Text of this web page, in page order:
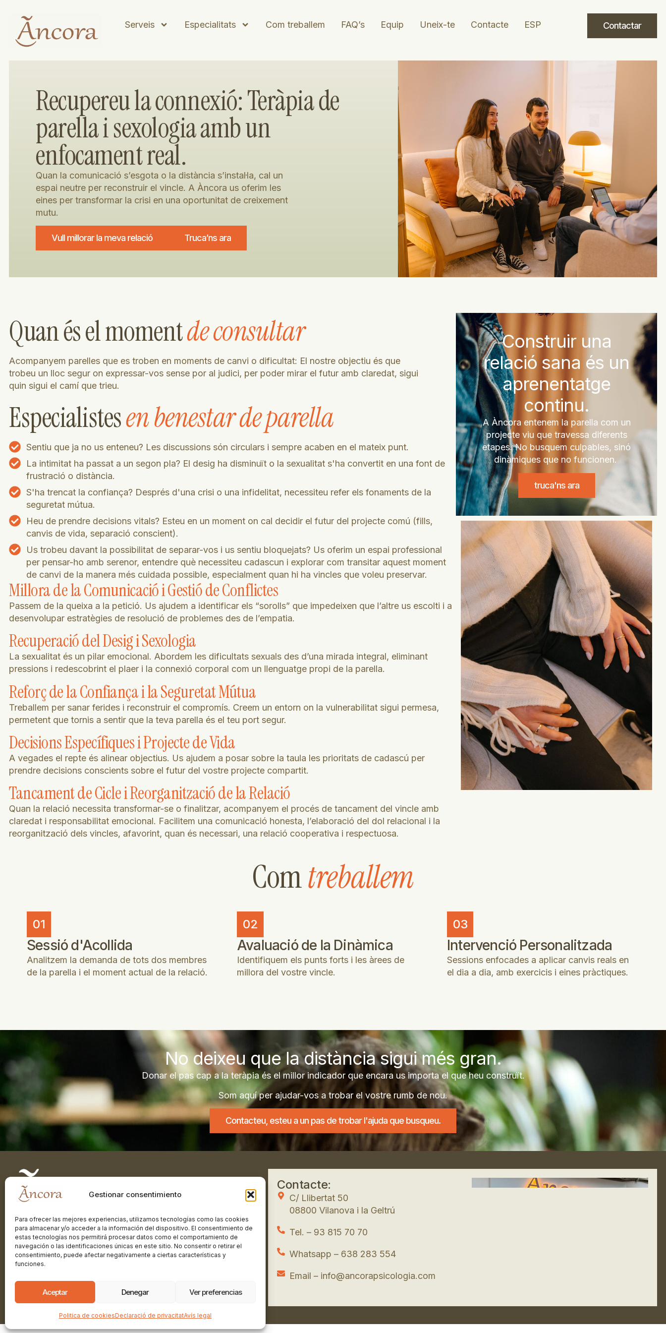
Gestionar consentimiento
Para ofrecer las mejores experiencias, utilizamos tecnologías como las cookies
para almacenar y/o acceder a la información del dispositivo. El consentimiento de
estas tecnologías nos permitirá procesar datos como el comportamiento de
navegación o las identificaciones únicas en este sitio. No consentir o retirar el
consentimiento, puede afectar negativamente a ciertas características y
funciones.
Aceptar Denegar Ver preferencias
Politica de cookiesDeclaració de privacitatAvís legal
Serveis Especialitats Com treballem FAQ’s Equip Uneix-te Contacte ESP Contactar
Recupereu la connexió: Teràpia de
parella i sexologia amb un
enfocament real.
Quan la comunicació s’esgota o la distància s’instal·la, cal un
espai neutre per reconstruir el vincle. A Àncora us oferim les
eines per transformar la crisi en una oportunitat de creixement
mutu.
Vull millorar la meva relació Truca’ns ara
Quan és el momentde consultar
Acompanyem parelles que es troben en moments de canvi o dificultat: El nostre objectiu és que
trobeu un lloc segur on expressar-vos sense por al judici, per poder mirar el futur amb claredat, sigui
quin sigui el camí que trieu.
Especialistesen benestar de parella
Sentiu que ja no us enteneu? Les discussions són circulars i sempre acaben en el mateix punt.
La intimitat ha passat a un segon pla? El desig ha disminuït o la sexualitat s'ha convertit en una font de
frustració o distància.
S'ha trencat la confiança? Després d'una crisi o una infidelitat, necessiteu refer els fonaments de la
seguretat mútua.
Heu de prendre decisions vitals? Esteu en un moment on cal decidir el futur del projecte comú (fills,
canvis de vida, separació conscient).
Us trobeu davant la possibilitat de separar-vos i us sentiu bloquejats? Us oferim un espai professional
per pensar-ho amb serenor, entendre què necessiteu cadascun i explorar com transitar aquest moment
de canvi de la manera més cuidada possible, especialment quan hi ha vincles que voleu preservar.
Millora de la Comunicació i Gestió de Conflictes
Passem de la queixa a la petició. Us ajudem a identificar els “sorolls” que impedeixen que l’altre us escolti i a
desenvolupar estratègies de resolució de problemes des de l’empatia.
Recuperació del Desig i Sexologia
La sexualitat és un pilar emocional. Abordem les dificultats sexuals des d’una mirada integral, eliminant
pressions i redescobrint el plaer i la connexió corporal com un llenguatge propi de la parella.
Reforç de la Confiança i la Seguretat Mútua
Treballem per sanar ferides i reconstruir el compromís. Creem un entorn on la vulnerabilitat sigui permesa,
permetent que tornis a sentir que la teva parella és el teu port segur.
Decisions Específiques i Projecte de Vida
A vegades el repte és alinear objectius. Us ajudem a posar sobre la taula les prioritats de cadascú per
prendre decisions conscients sobre el futur del vostre projecte compartit.
Tancament de Cicle i Reorganització de la Relació
Quan la relació necessita transformar-se o finalitzar, acompanyem el procés de tancament del vincle amb
claredat i responsabilitat emocional. Facilitem una comunicació honesta, l’elaboració del dol relacional i la
reorganització dels vincles, afavorint, quan és necessari, una relació cooperativa i respectuosa.
Construir una
relació sana és un
aprenentatge
continu.
A Àncora entenem la parella com un
projecte viu que travessa diferents
etapes. No busquem culpables, sinó
dinàmiques que no funcionen.
truca'ns ara
Comtreballem
01
Sessió d'Acollida
Analitzem la demanda de tots dos membres
de la parella i el moment actual de la relació.
02
Avaluació de la Dinàmica
Identifiquem els punts forts i les àrees de
millora del vostre vincle.
03
Intervenció Personalitzada
Sessions enfocades a aplicar canvis reals en
el dia a dia, amb exercicis i eines pràctiques.
No deixeu que la distància sigui més gran.
Donar el pas cap a la teràpia és el millor indicador que encara us importa el que heu construït.
Som aquí per ajudar-vos a trobar el vostre rumb de nou.
Contacteu, esteu a un pas de trobar l'ajuda que busqueu.
Centre d’Especialitats Psicològiques
Autoritzat per la Generalitat de Catalunya
Departament de Salut
Avís legal|Privacitat Cookies
Contacte:
C/ Llibertat 50
08800 Vilanova i la Geltrú
Tel. – 93 815 70 70
Whatsapp – 638 283 554
Email – info@ancorapsicologia.com